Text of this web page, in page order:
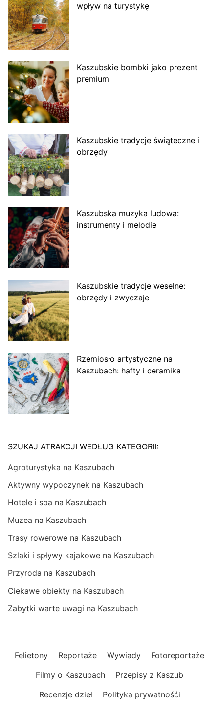
wpływ na turystykę
Kaszubskie bombki jako prezent
premium
Kaszubskie tradycje świąteczne i
obrzędy
Kaszubska muzyka ludowa:
instrumenty i melodie
Kaszubskie tradycje weselne:
obrzędy i zwyczaje
Rzemiosło artystyczne na
Kaszubach: hafty i ceramika
SZUKAJ ATRAKCJI WEDŁUG KATEGORII:
Agroturystyka na Kaszubach
Aktywny wypoczynek na Kaszubach
Hotele i spa na Kaszubach
Muzea na Kaszubach
Trasy rowerowe na Kaszubach
Szlaki i spływy kajakowe na Kaszubach
Przyroda na Kaszubach
Ciekawe obiekty na Kaszubach
Zabytki warte uwagi na Kaszubach
Felietony Reportaże Wywiady
Fotoreportaże
Filmy o Kaszubach
Przepisy z Kaszub
Recenzje dzieł
Polityka prywatnośći